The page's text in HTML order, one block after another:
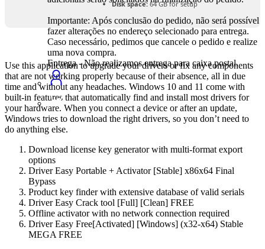
Importante: Após conclusão do pedido, não será possível
fazer alterações no endereço selecionado para entrega.
Caso necessário, pedimos que cancele o pedido e realize
uma nova compra.
Entrega - Não realizamos entrega para caixa postal.
Disk space: 64 GB for setup
Use this application to upgrade your drivers or fix any components
that are not working properly because of their absence, all in due
time and without any headaches. Windows 10 and 11 come with
built-in features that automatically find and install most drivers for
your hardware. When you connect a device or after an update,
Windows tries to download the right drivers, so you don’t need to
do anything else.
Download license key generator with multi-format export
options
Driver Easy Portable + Activator [Stable] x86x64 Final
Bypass
Product key finder with extensive database of valid serials
Driver Easy Crack tool [Full] [Clean] FREE
Offline activator with no network connection required
Driver Easy Free[Activated] [Windows] (x32-x64) Stable
MEGA FREE